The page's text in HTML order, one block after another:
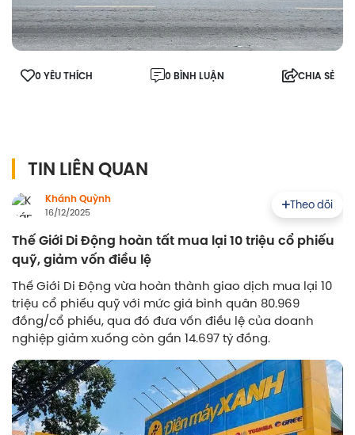
0 YÊU THÍCH 0 BÌNH LUẬN CHIA SẺ
TIN LIÊN QUAN
Khánh Quỳnh
16/12/2025
Theo dõi
Thế Giới Di Động hoàn tất mua lại 10 triệu cổ phiếu
quỹ, giảm vốn điều lệ
Thế Giới Di Động vừa hoàn thành giao dịch mua lại 10
triệu cổ phiếu quỹ với mức giá bình quân 80.969
đồng/cổ phiếu, qua đó đưa vốn điều lệ của doanh
nghiệp giảm xuống còn gần 14.697 tỷ đồng.